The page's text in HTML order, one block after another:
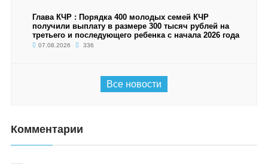
Глава КЧР : Порядка 400 молодых семей КЧР
получили выплату в размере 300 тысяч рублей на
третьего и последующего ребенка с начала 2026 года
07.08.2026 336
Все новости
Комментарии